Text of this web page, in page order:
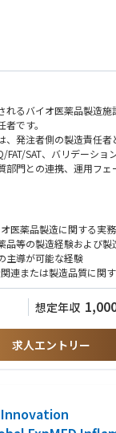
は新規試験設備立上げ
ーション、分析技術レ
制当局による GMP に関
、微生物試験、無菌試験
関する知見または実務経
、管理、監査経験
ータ管理、CSV、データ
文書の読解、海外技術
管理・技術移管プロジェ
れるバイオ医薬品製造施
です。
、発注者側の製造責任
SAT、バリデーショ
部門との連携、運用フェ
医薬品製造に関する実
品等の製造経験および
主導が可能な経験
連または製造品質に関
ロセス、製造文書、バ
会社、施工会社、設備
・折衝が可能な経験
チームにおけるピープル
理し、関係者を巻き込み
メータ設計、洗浄バリデ
想定年収
求人エントリー